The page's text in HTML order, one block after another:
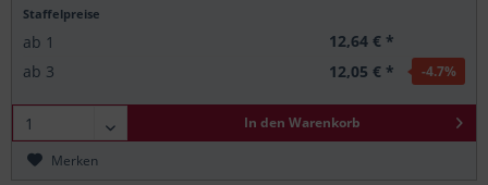
Staffelpreise
ab 1
12,64 € *
ab 3 12,05 € * -4.7%
In den Warenkorb
Merken